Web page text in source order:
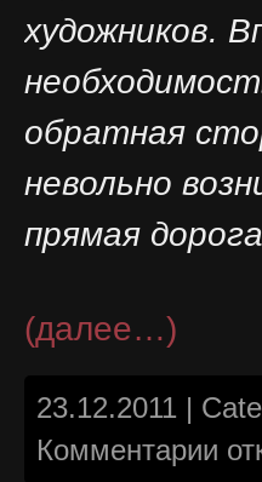
художников.
обратная
невольно
прямая
(далее…)
23.12.2011 |
Комментарии записи